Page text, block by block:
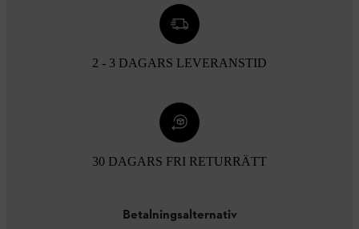
2 - 3 DAGARS LEVERANSTID
30 DAGARS FRI RETURRÄTT
Betalningsalternativ